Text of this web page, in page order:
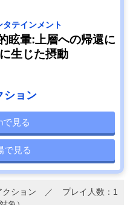
テインメント
眩暈:上層への帰還に
生じた摂動
ション
で見る
で見る
クション ／ プレイ人数：1